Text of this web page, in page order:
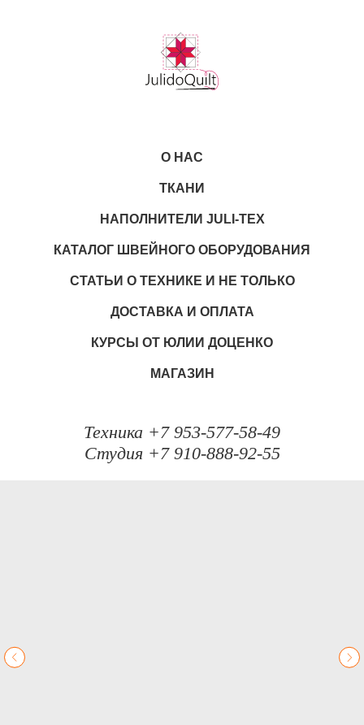
О НАС
ТКАНИ
НАПОЛНИТЕЛИ JULI-TEX
КАТАЛОГ ШВЕЙНОГО ОБОРУДОВАНИЯ
СТАТЬИ О ТЕХНИКЕ И НЕ ТОЛЬКО
ДОСТАВКА И ОПЛАТА
КУРСЫ ОТ ЮЛИИ ДОЦЕНКО
МАГАЗИН
Техника +7 953-577-58-49
Студия +7 910-888-92-55